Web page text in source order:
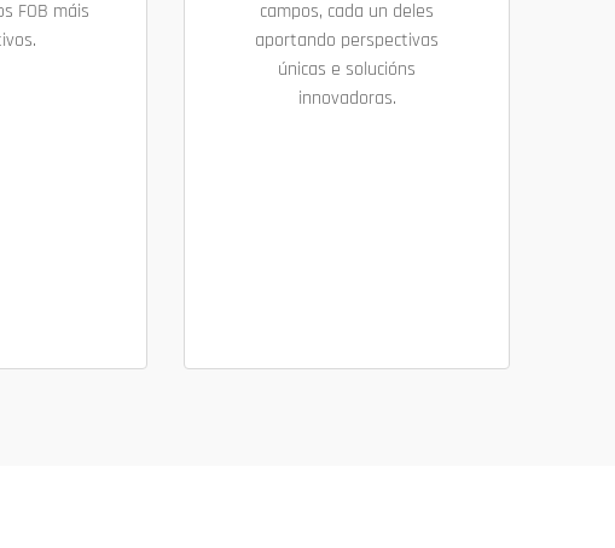
FOB máis
campos, cada un deles
aportando perspectivas
únicas e solucións
innovadoras.